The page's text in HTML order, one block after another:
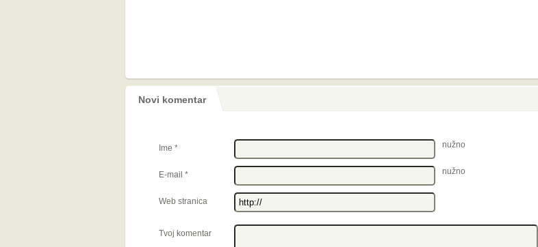
Novi komentar
Ime * nužno
E-mail * nužno
Web stranica
Tvoj komentar